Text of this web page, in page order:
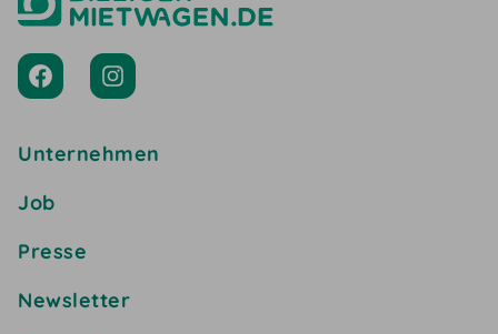
Unternehmen
Job
Presse
Newsletter